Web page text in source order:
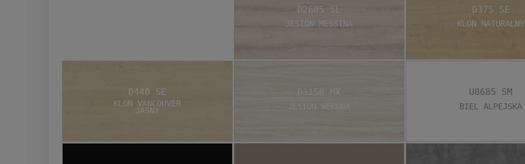
Jesion Messina
D2605 SL
Klon naturalny
D375 SE
Klon Vancouver
jasny
D440 SE
Jesion Werona
D3158 MX
Biel alpejska
U8685 SM